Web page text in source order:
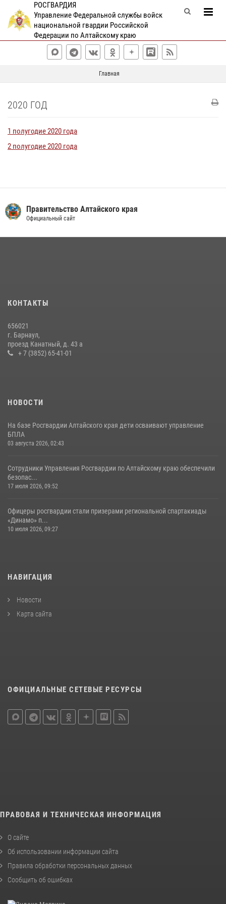
РОСГВАРДИЯ
Управление Федеральной службы войск
национальной гвардии Российской
Федерации по Алтайскому краю
Главная
2020 ГОД
1 полугодие 2020 года
2 полугодие 2020 года
Правительство Алтайского края
Официальный сайт
КОНТАКТЫ
656021
г. Барнаул,
проезд Канатный, д. 43 а
+ 7 (3852) 65-41-01
НОВОСТИ
На базе Росгвардии Алтайского края дети осваивают управление
БПЛА
03 августа 2026, 02:43
Сотрудники Управления Росгвардии по Алтайскому краю обеспечили
безопас...
17 июля 2026, 09:52
Офицеры росгвардии стали призерами региональной спартакиады
«Динамо» п...
10 июля 2026, 09:27
НАВИГАЦИЯ
Новости
Карта сайта
ОФИЦИАЛЬНЫЕ СЕТЕВЫЕ РЕСУРСЫ
ПРАВОВАЯ И ТЕХНИЧЕСКАЯ ИНФОРМАЦИЯ
О сайте
Об использовании информации сайта
Правила обработки персональных данных
Сообщить об ошибках